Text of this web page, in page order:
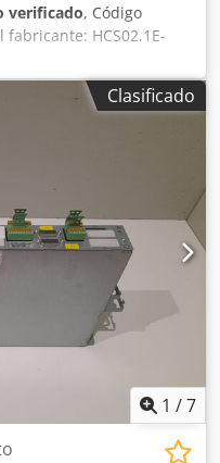
verificado, Código
fabricante: HCS02.1E-
- Funcionalidad: No
HOMAG - WEEKE - Si
de
con nosotros.
Clasificado
1 /7